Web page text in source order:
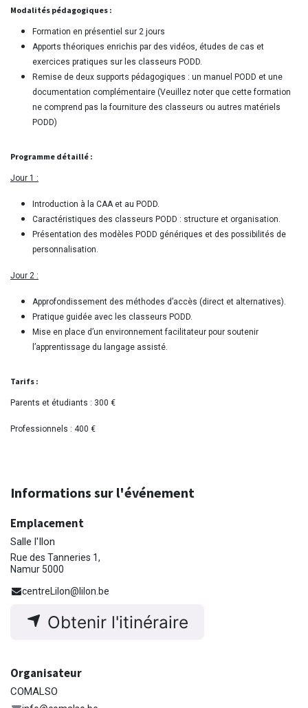
Modalités pédagogiques :
Formation en présentiel sur 2 jours
Apports théoriques enrichis par des vidéos, études de cas et
exercices pratiques sur les classeurs PODD.
Remise de deux supports pédagogiques : un manuel PODD et une
documentation complémentaire (Veuillez noter que cette formation
ne comprend pas la fourniture des classeurs ou autres matériels
PODD)
Programme détaillé :
Jour 1 :
Introduction à la CAA et au PODD.
Caractéristiques des classeurs PODD : structure et organisation.
Présentation des modèles PODD génériques et des possibilités de
personnalisation.
Jour 2 :
Approfondissement des méthodes d’accès (direct et alternatives).
Pratique guidée avec les classeurs PODD.
Mise en place d’un environnement facilitateur pour soutenir
l’apprentissage du langage assisté.
Tarifs :
Parents et étudiants : 300 €
Professionnels : 400 €
Informations sur l'événement
Emplacement
Salle l'Ilon
Rue des Tanneries 1,
Namur 5000
centreLilon@lilon.be
Obtenir l'itinéraire
Organisateur
COMALSO